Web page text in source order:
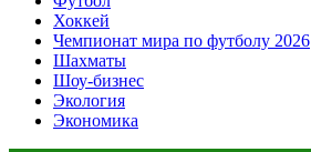
Хоккей
Чемпионат мира по футболу 2026
Шахматы
Шоу-бизнес
Экология
Экономика